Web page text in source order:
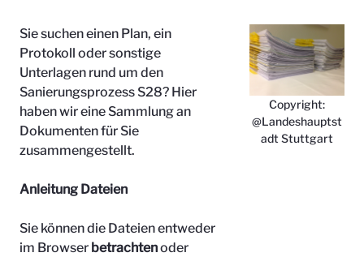
Sie suchen einen Plan, ein
Protokoll oder sonstige
Unterlagen rund um den
Sanierungsprozess S28? Hier
haben wir eine Sammlung an
Dokumenten für Sie
zusammengestellt.
Anleitung Dateien
Sie können die Dateien entweder
im Browser betrachtenoder
Copyright:
@Landeshauptst
adt Stuttgart